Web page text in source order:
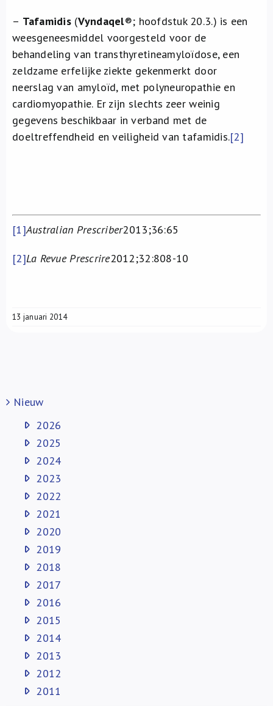
– Tafamidis(Vyndaqel®; hoofdstuk 20.3.) is een
weesgeneesmiddel voorgesteld voor de
behandeling van transthyretineamyloïdose, een
zeldzame erfelijke ziekte gekenmerkt door
neerslag van amyloïd, met polyneuropathie en
cardiomyopathie. Er zijn slechts zeer weinig
gegevens beschikbaar in verband met de
doeltreffendheid en veiligheid van tafamidis.[2]
[1]Australian Prescriber2013;36:65
[2]La Revue Prescrire2012;32:808-10
13 januari 2014
Nieuw
2026
2025
2024
2023
2022
2021
2020
2019
2018
2017
2016
2015
2014
2013
2012
2011